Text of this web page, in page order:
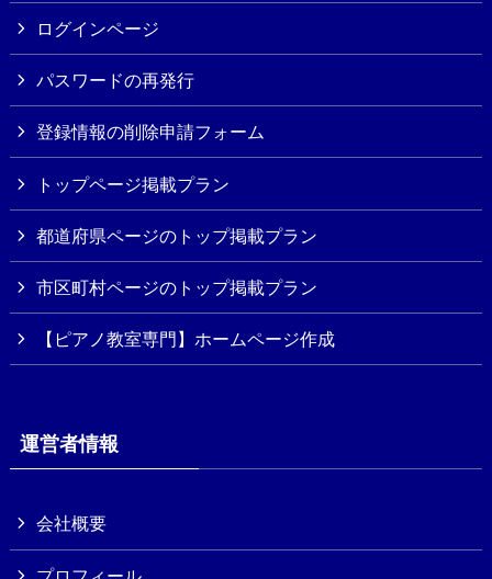
ログインページ
パスワードの再発行
登録情報の削除申請フォーム
トップページ掲載プラン
都道府県ページのトップ掲載プラン
市区町村ページのトップ掲載プラン
【ピアノ教室専門】ホームページ作成
運営者情報
会社概要